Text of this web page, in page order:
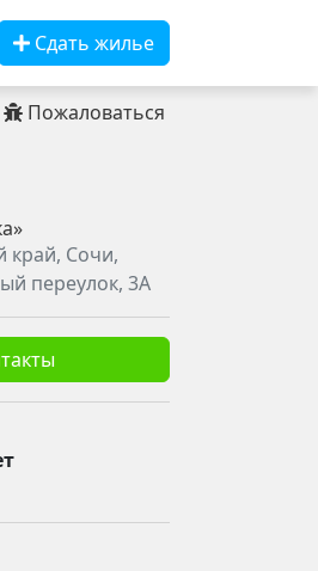
Сдать жилье
Пожаловаться
край, Сочи,
переулок, 3А